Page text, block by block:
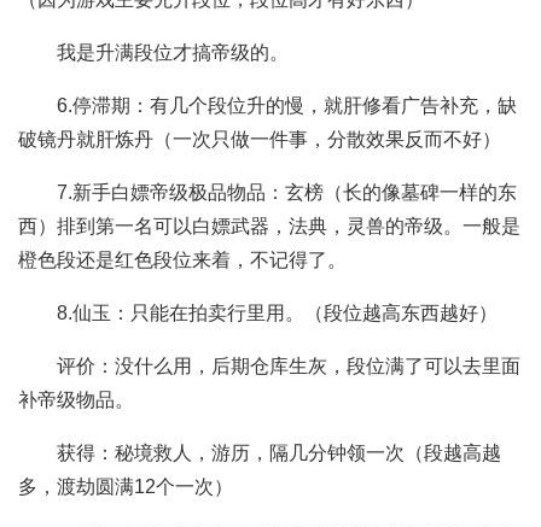
我是升满段位才搞帝级的。
6.停滞期：有几个段位升的慢，就肝修看广告补充，缺
破镜丹就肝炼丹（一次只做一件事，分散效果反而不好）
7.新手白嫖帝级极品物品：玄榜（长的像墓碑一样的东
西）排到第一名可以白嫖武器，法典，灵兽的帝级。一般是
橙色段还是红色段位来着，不记得了。
8.仙玉：只能在拍卖行里用。（段位越高东西越好）
评价：没什么用，后期仓库生灰，段位满了可以去里面
补帝级物品。
获得：秘境救人，游历，隔几分钟领一次（段越高越
多，渡劫圆满12个一次）